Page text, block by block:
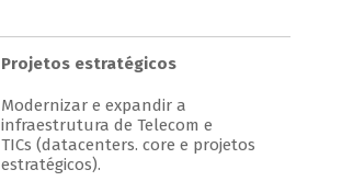
Projetos estratégicos
Modernizar e expandir a
infraestrutura de Telecom e
TICs (datacenters. core e projetos
estratégicos).